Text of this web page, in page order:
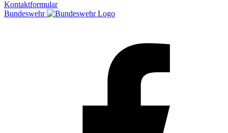
Kontaktformular
Bundeswehr